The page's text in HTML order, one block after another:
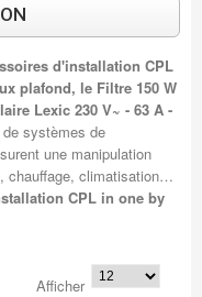
d'installation CPL
plafond, le Filtre 150 W
Lexic 230 V~ - 63 A -
systèmes de
une manipulation
chauffage, climatisation…
CPL in one by
Afficher